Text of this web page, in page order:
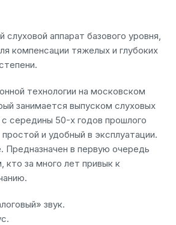
слуховой аппарат базового уровня,
компенсации тяжелых и глубоких
технологии на московском
занимается выпуском слуховых
с середины 50-х годов прошлого
и удобный в эксплуатации.
Предназначен в первую очередь
кто за много лет привык к
звук.